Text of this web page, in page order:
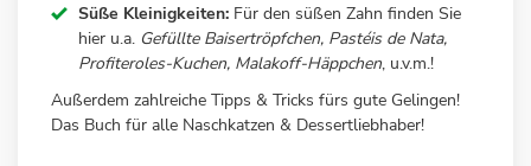
Süße Kleinigkeiten:Für den süßen Zahn finden Sie
hier u.a. Gefüllte Baisertröpfchen, Pastéis de Nata,
Profiteroles-Kuchen, Malakoff-Häppchen, u.v.m.!
Außerdem zahlreiche Tipps & Tricks fürs gute Gelingen!
Das Buch für alle Naschkatzen & Dessertliebhaber!